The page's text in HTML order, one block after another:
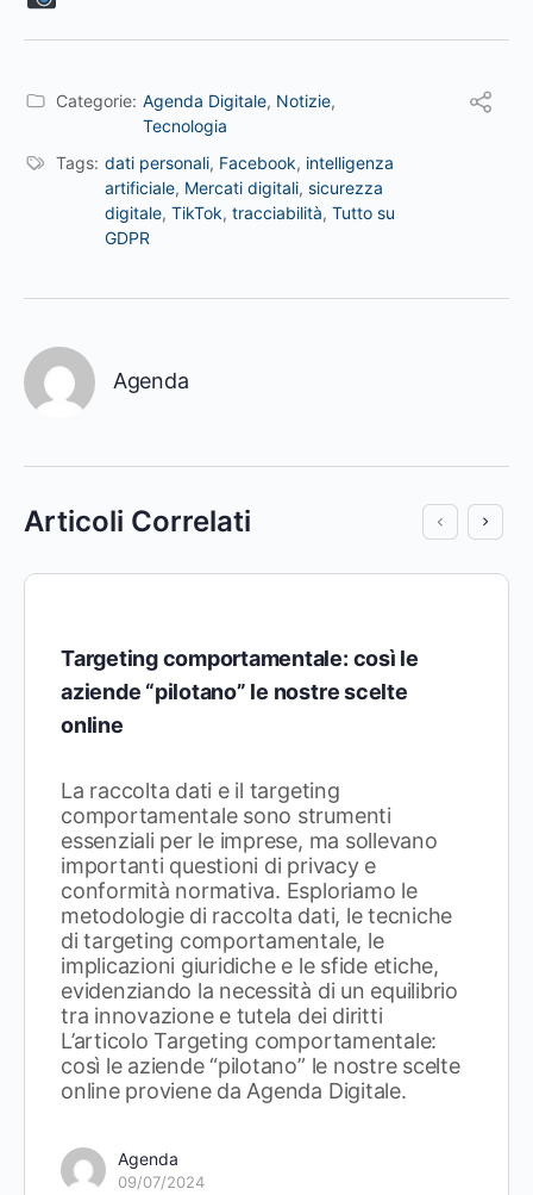
Categorie: Agenda Digitale, Notizie,
Tecnologia
Tags: dati personali, Facebook, intelligenza
artificiale, Mercati digitali, sicurezza
digitale, TikTok, tracciabilità, Tutto su
GDPR
Agenda
Articoli Correlati
Targeting comportamentale: così le
aziende “pilotano” le nostre scelte
online
La raccolta dati e il targeting
comportamentale sono strumenti
essenziali per le imprese, ma sollevano
importanti questioni di privacy e
conformità normativa. Esploriamo le
metodologie di raccolta dati, le tecniche
di targeting comportamentale, le
implicazioni giuridiche e le sfide etiche,
evidenziando la necessità di un equilibrio
tra innovazione e tutela dei diritti
L’articolo Targeting comportamentale:
così le aziende “pilotano” le nostre scelte
online proviene da Agenda Digitale.
Agenda
09/07/2024